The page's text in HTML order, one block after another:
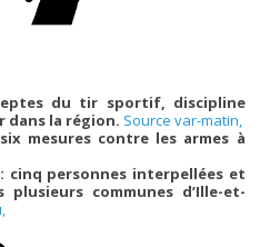
du tir sportif, discipline
dans la région. Source var-matin,
mesures contre les armes à
personnes interpellées et
plusieurs communes d’Ille-et-